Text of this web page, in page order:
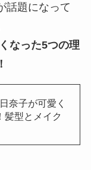
話題になって
なった5つの理
奈子が可愛く
髪型とメイク